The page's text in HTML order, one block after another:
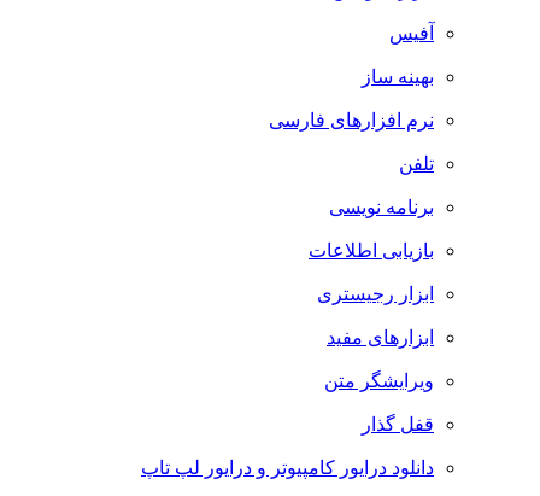
آفیس
بهینه ساز
نرم افزارهای فارسی
تلفن
برنامه نویسی
بازیابی اطلاعات
ابزار رجیستری
ابزارهای مفید
ویرایشگر متن
قفل گذار
دانلود درایور کامپیوتر و درایور لپ تاپ